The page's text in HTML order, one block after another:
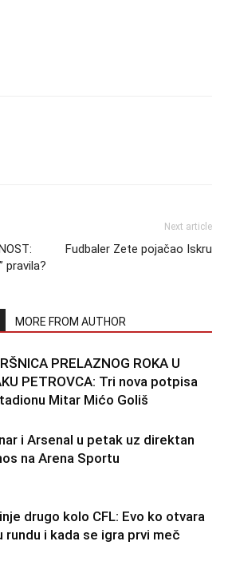
pravila?
Next article
Fudbaler Zete pojačao Iskru
MORE FROM AUTHOR
PRELAZNOG ROKA U
PETROVCA: Tri nova potpisa
Mitar Mićo Goliš
i Arsenal u petak uz direktan
na Arena Sportu
drugo kolo CFL: Evo ko otvara
rundu i kada se igra prvi meč